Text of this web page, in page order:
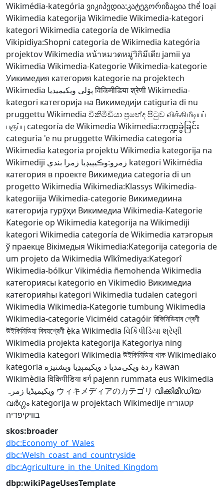
Wikimédia-kategória ვიკიპედია:კატეგორიზაციაthể loại
Wikimedia kategorija WikimedieWikimedia-kategori
kategori Wikimedia categoría de Wikimedia
Vikipidiya:Shopni categoria de Wikimedia kategória
projektov Wikimedia หน้าหมวดหมู่วิกิมีเดีย jamii ya
Wikimedia Wikimedia-KategorieWikimedia-kategorie
Уикимедия категория kategorie na projektech
Wikimedia پۆلی ویکیمیدیا विकिमीडिया श्रेणीWikimedia-
kategori категорија на Викимедији catigurìa di nu
pruggettu Wikimedia විකිමීඩියා ප්‍රභේද පිටුව விக்கிமீடியப்
பகுப்பு categoría de Wikimedia Wikimedia:ကဏ္ဍခွဲခြင်း
categurìa 'e nu pruggette Wikimedia categoria
Wikimedia kategoria projektu Wikimedia kategorija na
Wikimediji زمرو:وڪيپيڊيا زمرا بندي kategori Wikimédia
категория в проекте Викимедиа categoria di un
progetto Wikimedia Wikimedia:Klassys Wikimedia-
kategoriija Wikimedia-categorie Викимедиина
категорија гурӯҳи Викимедиа Wikimedia-Kategorie
Kategorie op Wikimedia kategorija na Wikimediji
kategori Wikimedia categoría de Wikimedia катэгорыя
ў праекце Вікімедыя Wikimedia:Kategorija categoria de
um projeto da Wikimedia Wîkîmediya:Kategorî
Wikimedia-bólkurVikimédia ñemohenda Wikimedia
категориясы kategorio en Vikimedio Викимедиа
категорияһы kategori Wikimedia tudalen categori
Wikimedia Wikimedia-Kategorietumbung Wikimedia
Wikimedia-categorieViciméid catagóirৱিকিমিডিয়াৰ শ্ৰেণী
উইকিমিডিয়া বিষয়শ্রেণী ẹ̀ka Wikimedia વિકિપીડિયા શ્રેણી
Wikimedia projekta kategorija Kategoriya ning
Wikimedia kategori Wikimedia উইকিমিডিয়া থাকWikimediako
kategoria
ردهٔ ویکی‌مدیا د ويکيمېډيا وېشنيزه
kawan
Wikimèdia विकिपीडिया वर्ग pajenn rummata eus Wikimedia
ویکیمیڈیا زمرہ ウィキメディアのカテゴリ വിക്കിമീഡിയ
വർഗ്ഗം kategorija w projektach Wikimedije קטגוריה
בוויקיפדיה
skos:broader
dbc:Economy_of_Wales
dbc:Welsh_coast_and_countryside
dbc:Agriculture_in_the_United_Kingdom
dbp:wikiPageUsesTemplate